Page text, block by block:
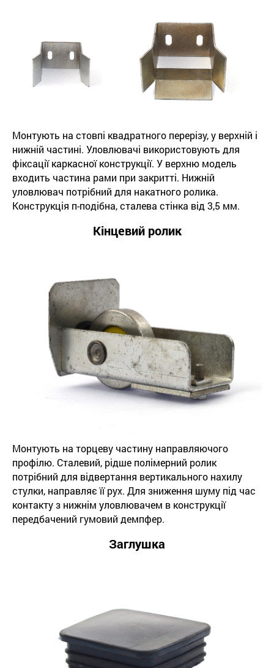
Монтують на стовпі квадратного перерізу, у верхній і
нижній частині. Уловлювачі використовують для
фіксації каркасної конструкції. У верхню модель
входить частина рами при закритті. Нижній
уловлювач потрібний для накатного ролика.
Конструкція п-подібна, сталева стінка від 3,5 мм.
Кінцевий ролик
Монтують на торцеву частину направляючого
профілю. Сталевий, рідше полімерний ролик
потрібний для відвертання вертикального нахилу
стулки, направляє її рух. Для зниження шуму під час
контакту з нижнім уловлювачем в конструкції
передбачений гумовий демпфер.
Заглушка